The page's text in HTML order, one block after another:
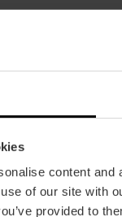
content
of our site with
provided to